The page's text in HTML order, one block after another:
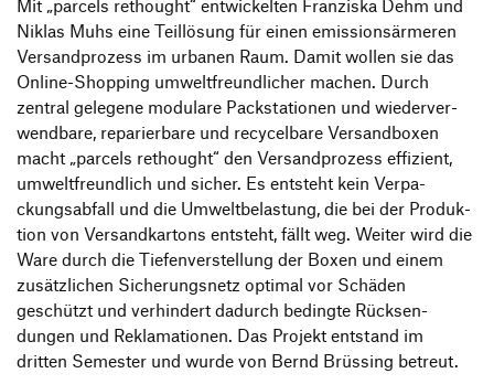
Mit „parcels rethought“ entwi­ckelten Fran­ziska Dehm und
Niklas Muhs eine Teil­lö­sung für einen emis­si­ons­är­meren
Versand­pro­zess im urbanen Raum. Damit wollen sie das
Online-Shop­ping umwelt­freund­li­cher machen. Durch
zentral gele­gene modu­lare Pack­sta­tionen und wieder­ver­
wend­bare, repa­rier­bare und recy­cel­bare Versand­boxen
macht „parcels rethought“ den Versand­pro­zess effi­zient,
umwelt­freund­lich und sicher. Es entsteht kein Verpa­
ckungs­ab­fall und die Umwelt­be­las­tung, die bei der Produk­
tion von Versand­kar­tons entsteht, fällt weg. Weiter wird die
Ware durch die Tiefen­ver­stel­lung der Boxen und einem
zusätz­li­chen Siche­rungs­netz optimal vor Schäden
geschützt und verhin­dert dadurch bedingte Rück­sen­
dungen und Rekla­ma­tionen. Das Projekt entstand im
dritten Semester und wurde von Bernd Brüs­sing betreut.